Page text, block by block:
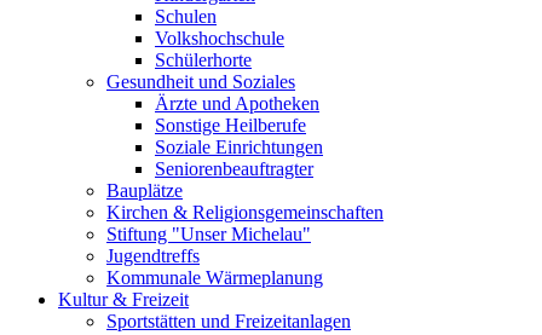
Schulen
Volkshochschule
Schülerhorte
Gesundheit und Soziales
Ärzte und Apotheken
Sonstige Heilberufe
Soziale Einrichtungen
Seniorenbeauftragter
Bauplätze
Kirchen & Religionsgemeinschaften
Stiftung "Unser Michelau"
Jugendtreffs
Kommunale Wärmeplanung
Kultur & Freizeit
Sportstätten und Freizeitanlagen